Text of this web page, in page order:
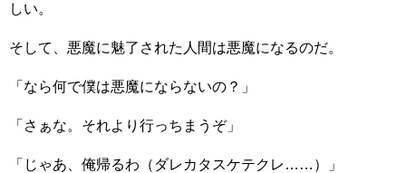
しい。
そして、悪魔に魅了された人間は悪魔になるのだ。
「なら何で僕は悪魔にならないの？」
「さぁな。それより行っちまうぞ」
「じゃあ、俺帰るわ（ダレカタスケテクレ……）」